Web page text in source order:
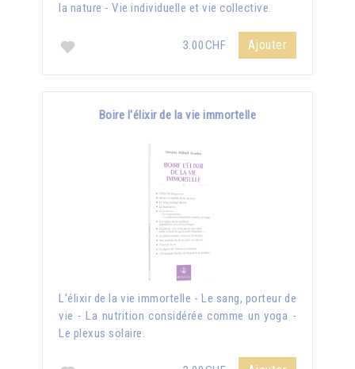
la nature - Vie individuelle et vie collective.
3.00CHF Ajouter
Boire l'élixir de la vie immortelle
L'élixir de la vie immortelle - Le sang, porteur de
vie - La nutrition considérée comme un yoga -
Le plexus solaire.